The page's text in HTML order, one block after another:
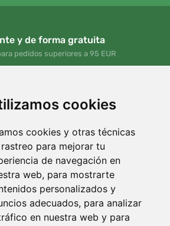
cookies
cookies y otras técnicas
para mejorar tu
de navegación en
web, para mostrarte
personalizados y
adecuados, para analizar
en nuestra web y para
y de forma gratuita
pedidos superiores a 95 EUR
gratuitos
cambiar su pedido en cualquier momento
días
Trees.org
plantamos un árbol. Leer más